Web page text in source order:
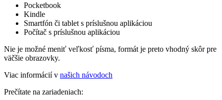
Pocketbook
Kindle
Smartfón či tablet s príslušnou aplikáciou
Počítač s príslušnou aplikáciou
Nie je možné meniť veľkosť písma, formát je preto vhodný skôr pre
väčšie obrazovky.
Viac informácií v našich návodoch
Prečítate na zariadeniach: